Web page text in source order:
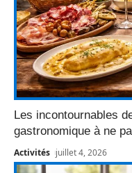
Les incontournables
gastronomique à ne
Activités juillet 4, 2026